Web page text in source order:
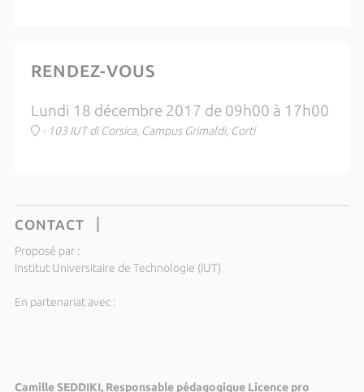
RENDEZ-VOUS
Lundi 18 décembre 2017 de 09h00 à 17h00
- 103 IUT di Corsica, Campus Grimaldi, Corti
CONTACT
Proposé par :
Institut Universitaire de Technologie (IUT)
En partenariat avec :
Camille SEDDIKI, Responsable pédagogique Licence pro